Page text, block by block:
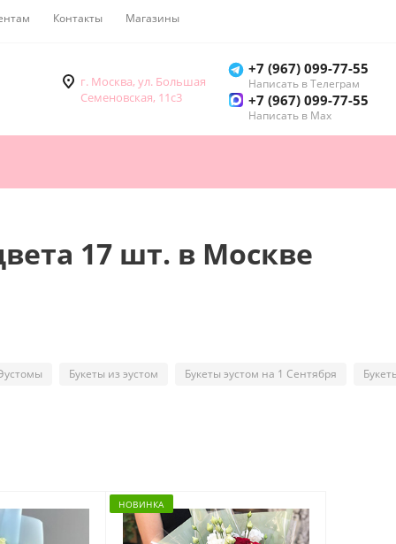
Контакты Магазины
г. Москва, ул. Большая
Семеновская, 11с3
+7 (967) 099-77-55
Написать в Телеграм
+7 (967) 099-77-55
Написать в Мах
17 шт. в Москве
Букеты из эустом Букеты эустом на 1 Сентября
НОВИНКА